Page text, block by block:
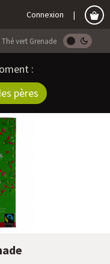
Connexion
Thé vert Grenade
:
pères